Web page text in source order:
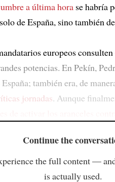
a última hora se habría
de España, sino también
europeos
potencias. En Pekín,
también era, de
jornadas. Aunque
Continue the
the full content —
is actually used.